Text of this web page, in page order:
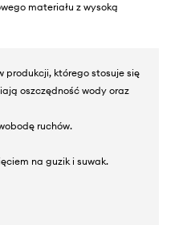
materiału z wysoką
produkcji, którego stosuje się
oszczędność wody oraz
ruchów.
na guzik i suwak.